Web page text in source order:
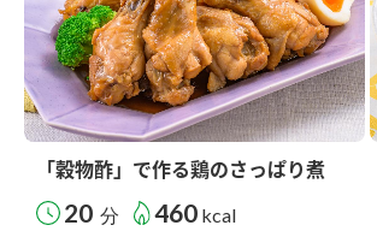
「穀物酢」で作る鶏のさっぱり煮
20 分 460 kcal